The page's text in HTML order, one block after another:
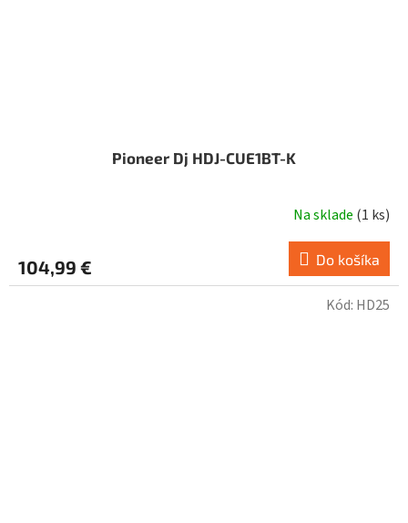
Pioneer Dj HDJ-CUE1BT-K
Na sklade (1 ks)
104,99 € Do košíka
Kód: HD25